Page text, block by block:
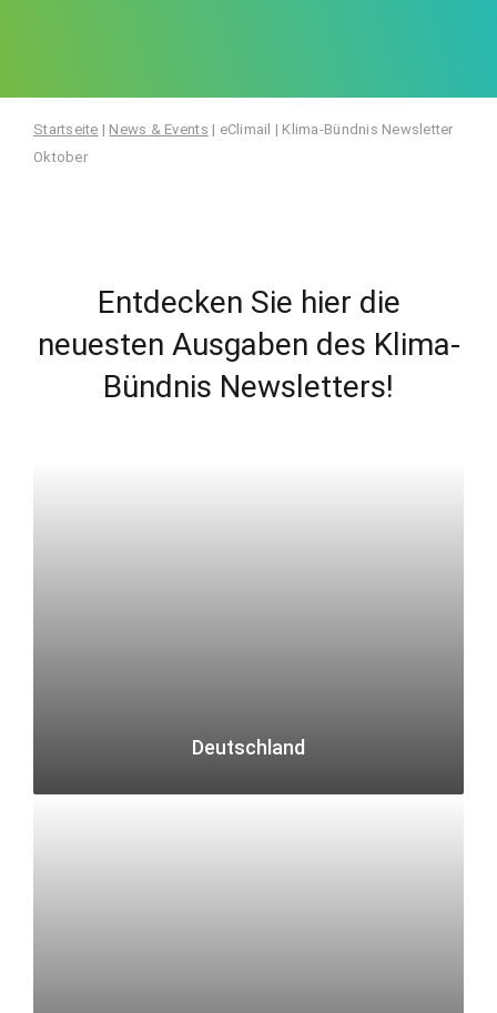
Startseite | News & Events | eClimail | Klima-Bündnis Newsletter
Oktober
Entdecken Sie hier die
neuesten Ausgaben des Klima-
Bündnis Newsletters!
Deutschland